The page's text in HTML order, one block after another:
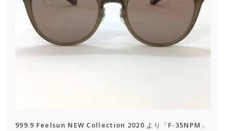
999.9 Feelsun NEW Collection 2020 より「F-35NPM」